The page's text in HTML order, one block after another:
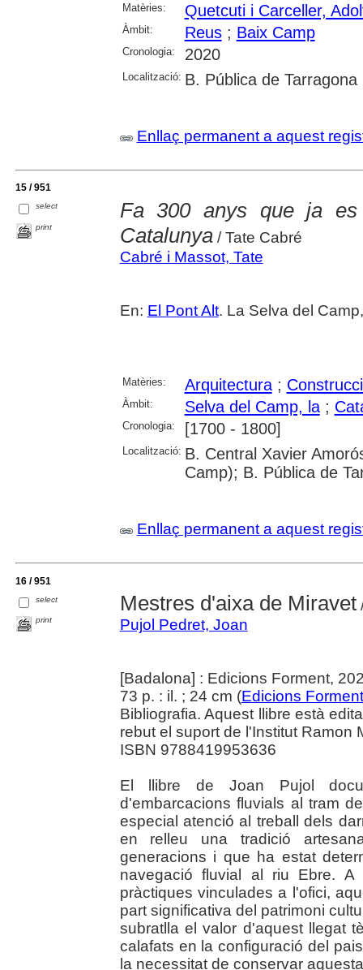
Matèries:
Quetcuti i Carceller,
Àmbit: Reus; Baix Camp
Cronologia: 2020
Localització: B. Pública de Tarragona
Enllaç permanent a aquest
15 / 951
select
print
Fa 300 anys que ja
Catalunya/ Tate Cabré
Cabré i Massot, Tate
En: El Pont Alt. La Selva del
Matèries: Arquitectura;
Àmbit: Selva del Camp, la;
Cronologia: [1700 - 1800]
Localització: B. Central Xavier
Camp); B. Pública de
Enllaç permanent a aquest
16 / 951
select
print
Mestres d'aixa de Miravet
Pujol Pedret, Joan
[Badalona] : Edicions Forment,
73 p. : il. ; 24 cm (Edicions Forment
Bibliografia. Aquest llibre està
rebut el suport de l'Institut Ramon
ISBN 9788419953636
El llibre de Joan Pujol
d'embarcacions fluvials al tram
especial atenció al treball dels
en relleu una tradició
generacions i que ha estat
navegació fluvial al riu Ebre.
pràctiques vinculades a l'ofici,
part significativa del patrimoni
subratlla el valor d'aquest llegat
calafats en la configuració del
la necessitat de conservar